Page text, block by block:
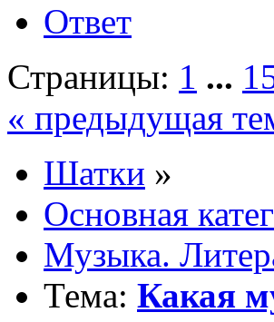
Ответ
Страницы: 1 ...
« предыдущая
Шатки »
Основная
Музыка.
Тема: Какая